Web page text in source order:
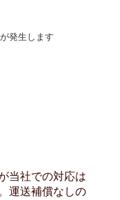
発生します
当社での対応は
運送補償なしの